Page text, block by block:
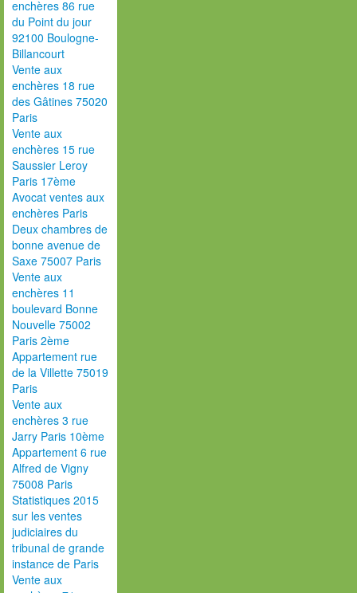
enchères 86 rue
du Point du jour
92100 Boulogne-
Billancourt
Vente aux
enchères 18 rue
des Gâtines 75020
Paris
Vente aux
enchères 15 rue
Saussier Leroy
Paris 17ème
Avocat ventes aux
enchères Paris
Deux chambres de
bonne avenue de
Saxe 75007 Paris
Vente aux
enchères 11
boulevard Bonne
Nouvelle 75002
Paris 2ème
Appartement rue
de la Villette 75019
Paris
Vente aux
enchères 3 rue
Jarry Paris 10ème
Appartement 6 rue
Alfred de Vigny
75008 Paris
Statistiques 2015
sur les ventes
judiciaires du
tribunal de grande
instance de Paris
Vente aux